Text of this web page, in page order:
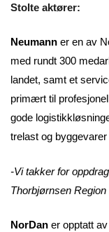
Stolte aktører:
Neumann er en av
med rundt 300
landet, samt et
primært til
gode
trelast og
-Vi takker for
Thorbjørnsen
NorDan er opptatt